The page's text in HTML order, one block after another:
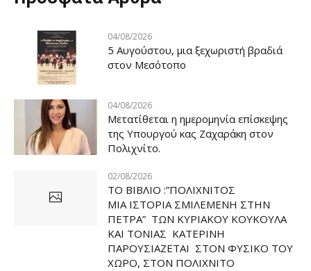
04/08/2026
5 Αυγούστου, μια ξεχωριστή βραδιά
στον Μεσότοπο
04/08/2026
Μετατίθεται η ημερομηνία επίσκεψης
της Υπουργού κας Ζαχαράκη στον
Πολιχνίτο.
02/08/2026
ΤΟ ΒΙΒΛΙΟ :”ΠΟΛΙΧΝΙΤΟΣ
ΜΙΑ ΙΣΤΟΡΙΑ ΣΜΙΛΕΜΕΝΗ ΣΤΗΝ
ΠΕΤΡΑ” ΤΩΝ ΚΥΡΙΑΚΟΥ ΚΟΥΚΟΥΛΑ
ΚΑΙ ΤΟΝΙΑΣ ΚΑΤΕΡΙΝΗ
ΠΑΡΟΥΣΙΑΖΕΤΑΙ ΣΤΟΝ ΦΥΣΙΚΟ ΤOY
ΧΩΡΟ, ΣΤΟΝ ΠΟΛΙΧΝΙΤΟ